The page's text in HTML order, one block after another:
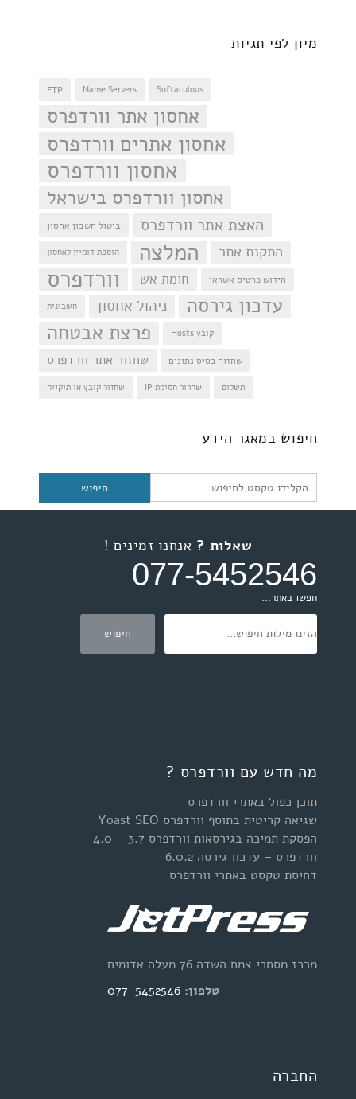
מיון לפי תגיות
FTP Name Servers Softaculous
אחסון אתר וורדפרס
אחסון אתרים וורדפרס
אחסון וורדפרס
אחסון וורדפרס בישראל
ביטול חשבון אחסון האצת אתר וורדפרס
הוספת דומיין לאחסון המלצה התקנת אתר
וורדפרס חומת אש חידוש כרטיס אשראי
חשבונית ניהול אחסון
עדכון גירסה
פרצת אבטחה
קובץ Hosts
שחזור אתר וורדפרס שחזור בסיס נתונים
שחזור קובץ או תיקייה שחרור חסימת IP תשלום
חיפוש במאגר הידע
חיפוש
שאלות ? אנחנו זמינים !
077-5452546
חפשו באתר...
מה חדש עם וורדפרס ?
תוכן כפול באתרי וורדפרס
שגיאה קריטית בתוסף וורדפרס Yoast SEO
הפסקת תמיכה בגירסאות וורדפרס 3.7 – 4.0
וורדפרס – עדכון גירסה 6.0.2
דחיסת טקסט באתרי וורדפרס
מרכז מסחרי צמח השדה 76 מעלה אדומים
טלפון: 077-5452546
החברה